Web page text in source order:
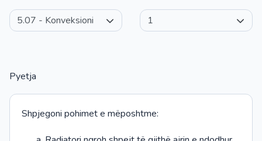
Pyetja
Shpjegoni pohimet e mëposhtme: